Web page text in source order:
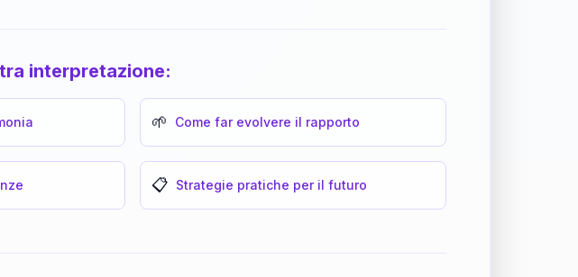
interpretazione:
🌱 Come far evolvere il rapporto
📋 Strategie pratiche per il futuro